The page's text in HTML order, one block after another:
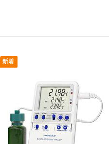
新着
アズワン デジタ
タロガー 校正証
明書付 AD5696
￥30,525
カスタム 使い切